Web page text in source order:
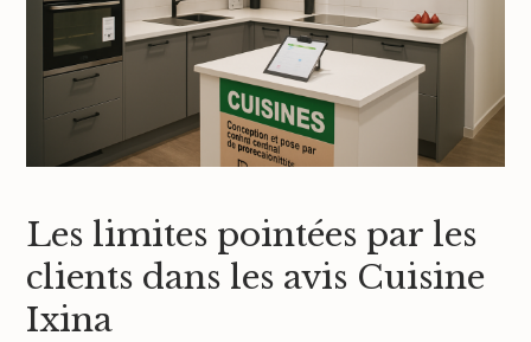
Les limites pointées par les
clients dans les avis Cuisine
Ixina